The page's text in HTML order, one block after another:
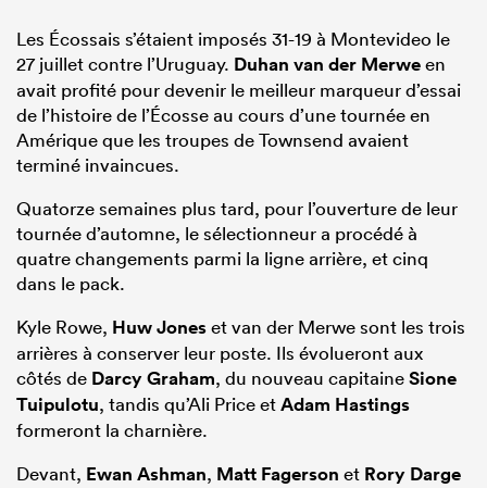
Les Écossais s’étaient imposés 31-19 à Montevideo le
27 juillet contre l’Uruguay. Duhan van der Merween
avait profité pour devenir le meilleur marqueur d’essai
de l’histoire de l’Écosse au cours d’une tournée en
Amérique que les troupes de Townsend avaient
terminé invaincues.
Quatorze semaines plus tard, pour l’ouverture de leur
tournée d’automne, le sélectionneur a procédé à
quatre changements parmi la ligne arrière, et cinq
dans le pack.
Kyle Rowe, Huw Joneset van der Merwe sont les trois
arrières à conserver leur poste. Ils évolueront aux
côtés de Darcy Graham, du nouveau capitaineSione
Tuipulotu, tandis qu’Ali Price etAdam Hastings
formeront la charnière.
Devant, Ewan Ashman, Matt Fagerson et Rory Darge